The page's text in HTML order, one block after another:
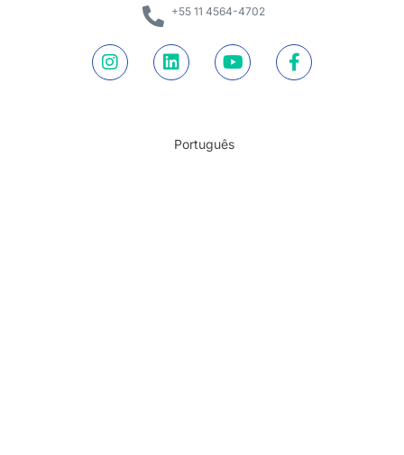
+55 11 4564-4702
Português